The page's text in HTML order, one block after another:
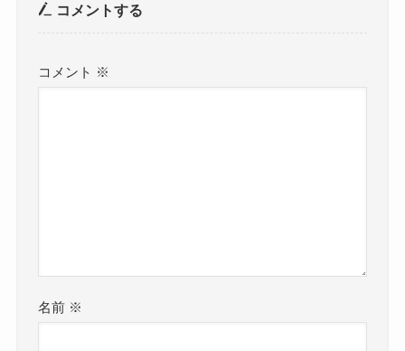
コメントする
コメント ※
名前 ※